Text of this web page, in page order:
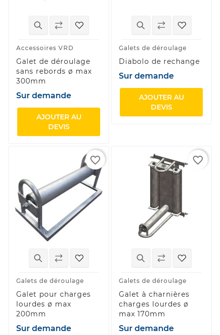
Accessoires VRD
Galet de déroulage
sans rebords ø max
300mm
Sur demande
AJOUTER AU
DEVIS
Galets de déroulage
Diabolo de rechange
Sur demande
AJOUTER AU
DEVIS
Galets de déroulage
Galet pour charges
lourdes ø max
200mm
Sur demande
favorite_border
Galets de déroulage
Galet à charnières
charges lourdes ø
max 170mm
Sur demande
favorite_border